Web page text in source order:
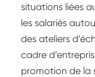
situations liées
les salariés
des ateliers
cadre
promotion de la